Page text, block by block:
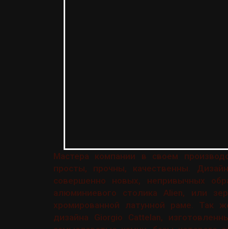
Мастера компании в своем
просты, прочны, качественны.
совершенно новых, непривычных
алюминиевого столика Аlien, или
хромированной латунной раме. Так
дизайна Giorgio Cattelan,